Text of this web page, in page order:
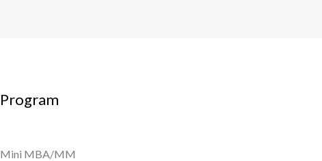
Program
Mini MBA/MM